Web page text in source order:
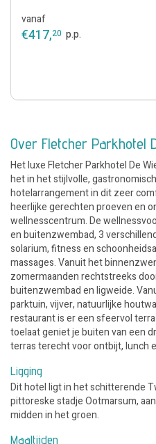
vanaf
€417,20 p.p.
Over Fletcher Parkhotel
Het luxe Fletcher Parkhotel De
het in het stijlvolle,
hotelarrangement in dit zeer
heerlijke gerechten proeven en
wellnesscentrum. De
en buitenzwembad, 3
solarium, fitness en
massages. Vanuit het
zomermaanden rechtstreeks
buitenzwembad en ligweide.
parktuin, vijver, natuurlijke
restaurant is er een sfeervol
toelaat geniet je buiten van een
terras terecht voor ontbijt, lunch
Ligging
Dit hotel ligt in het schitterende
pittoreske stadje Ootmarsum,
midden in het groen.
Maaltijden